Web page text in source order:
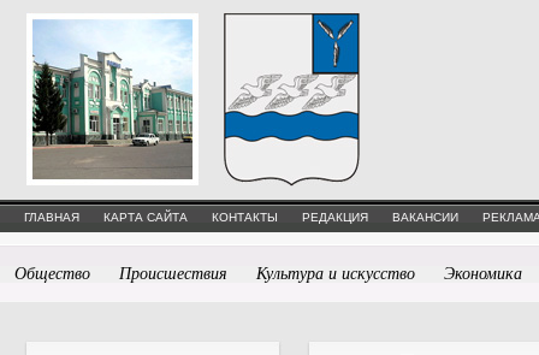
ГЛАВНАЯ КАРТА САЙТА КОНТАКТЫ РЕДАКЦИЯ ВАКАНСИИ
Общество Происшествия Культура и искусство Экономика